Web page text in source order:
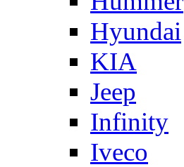
Hyundai
KIA
Jeep
Infinity
Iveco